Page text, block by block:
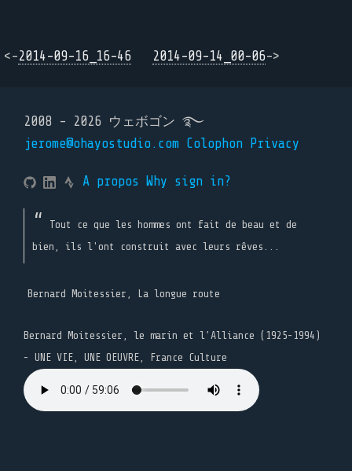
<-2014-09-16_16-46 2014-09-14_00-06->
2008 - 2026 ウェボゴン ࿐
jerome@ohayostudio.com Colophon Privacy
A propos Why sign in?
Tout ce que les hommes ont fait de beau et de
bien, ils l'ont construit avec leurs rêves...
Bernard Moitessier, La longue route
Bernard Moitessier, le marin et l’Alliance (1925-1994)
- UNE VIE, UNE OEUVRE, France Culture